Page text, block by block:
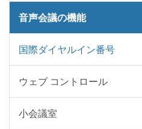
音声会議の機能
国際ダイヤルイン番号
ウェブ コントロール
小会議室